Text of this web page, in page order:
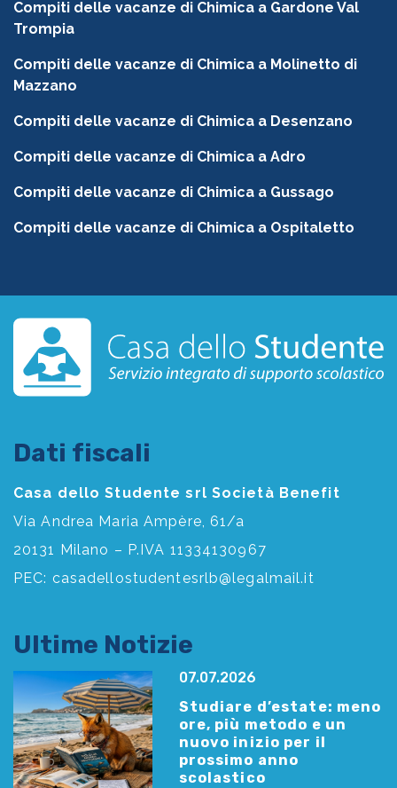
Compiti delle vacanze di Chimica a Gardone Val
Trompia
Compiti delle vacanze di Chimica a Molinetto di
Mazzano
Compiti delle vacanze di Chimica a Desenzano
Compiti delle vacanze di Chimica a Adro
Compiti delle vacanze di Chimica a Gussago
Compiti delle vacanze di Chimica a Ospitaletto
Dati fiscali
Casa dello Studente srl Società Benefit
Via Andrea Maria Ampère, 61/a
20131 Milano – P.IVA 11334130967
PEC: casadellostudentesrlb@legalmail.it
Ultime Notizie
07.07.2026
Studiare d’estate: meno
ore, più metodo e un
nuovo inizio per il
prossimo anno
scolastico